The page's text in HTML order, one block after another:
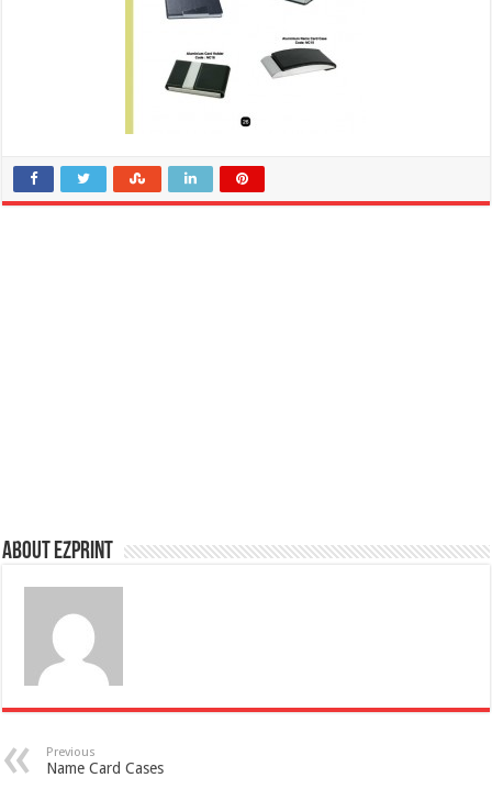
About Ezprint
Previous
Name Card Cases